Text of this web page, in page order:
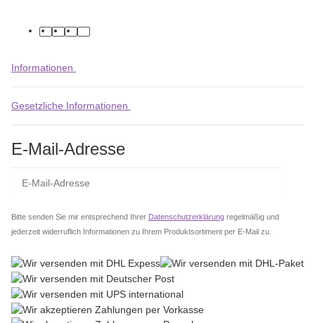
facebook
youtube
instagram
tiktok
Informationen
Gesetzliche Informationen
E-Mail-Adresse
Bitte senden Sie mir entsprechend Ihrer Datenschutzerklärung regelmäßig und
jederzeit widerruflich Informationen zu Ihrem Produktsortiment per E-Mail zu.